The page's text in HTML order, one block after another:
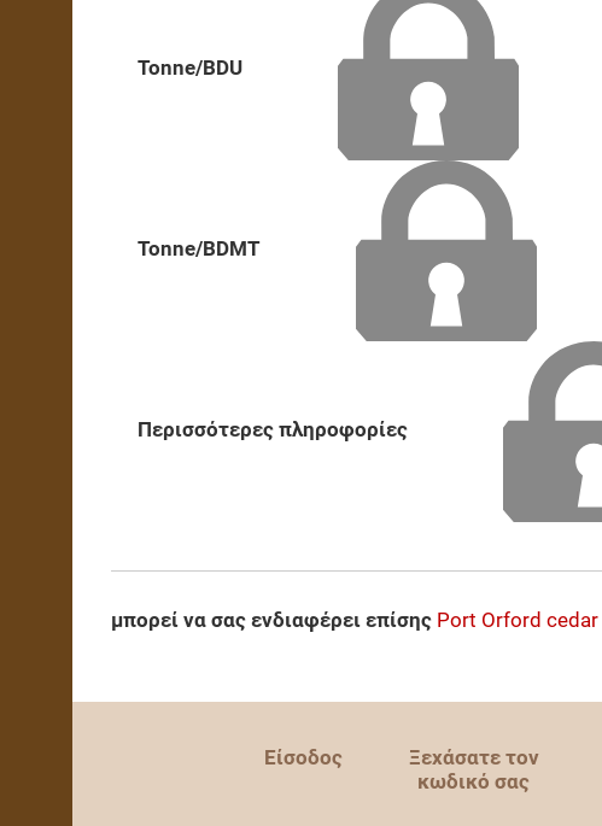
Tonne/BDU
Tonne/BDMT
Περισσότερες πληροφορίες
μπορεί να σας ενδιαφέρει επίσης Port Orford cedar
Είσοδος
Ξεχάσατε τον
κωδικό σας